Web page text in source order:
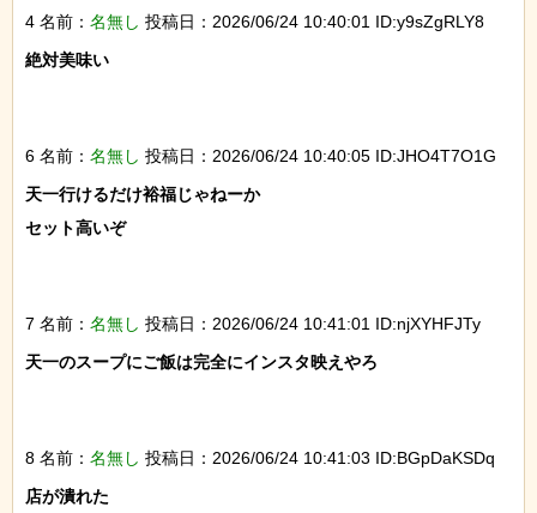
4 名前： 名無し 投稿日：2026/06/24 10:40:01 ID:y9sZgRLY8
絶対美味い
6 名前： 名無し 投稿日：2026/06/24 10:40:05 ID:JHO4T7O1G
天一行けるだけ裕福じゃねーか
セット高いぞ
7 名前： 名無し 投稿日：2026/06/24 10:41:01 ID:njXYHFJTy
天一のスープにご飯は完全にインスタ映えやろ
8 名前： 名無し 投稿日：2026/06/24 10:41:03 ID:BGpDaKSDq
店が潰れた